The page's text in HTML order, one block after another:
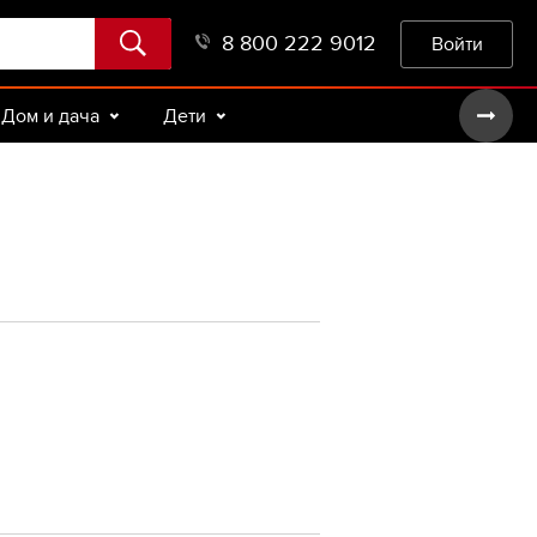
8 800 222 9012 Войти
Дом и дача Дети